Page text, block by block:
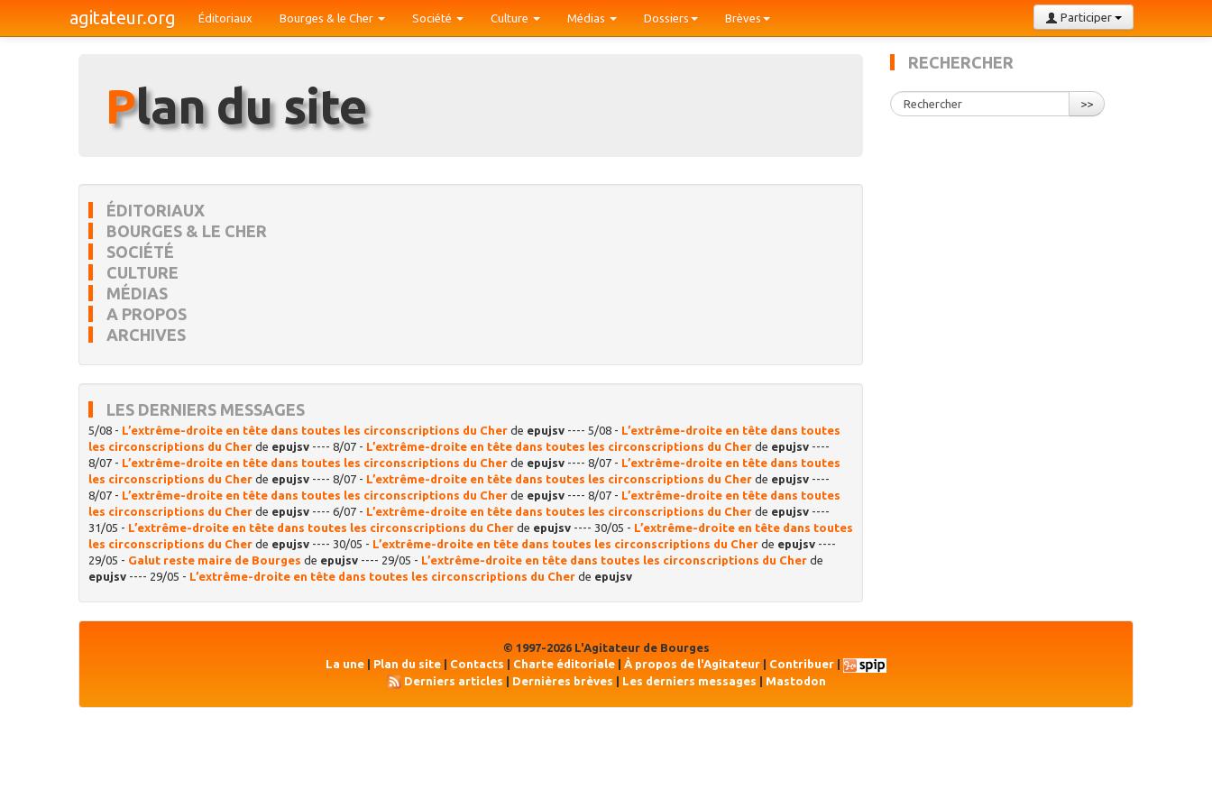
agitateur.org Participer
Éditoriaux Bourges & le Cher Société Culture Médias Dossiers Brèves
Plan du site
ÉDITORIAUX
BOURGES & LE CHER
SOCIÉTÉ
CULTURE
MÉDIAS
A PROPOS
ARCHIVES
LES DERNIERS MESSAGES
5/08 - L’extrême-droite en tête dans toutes les circonscriptions du Cher de epujsv ---- 5/08 - L’extrême-droite en tête dans toutes
les circonscriptions du Cher de epujsv ---- 8/07 - L’extrême-droite en tête dans toutes les circonscriptions du Cher de epujsv ----
8/07 - L’extrême-droite en tête dans toutes les circonscriptions du Cher de epujsv ---- 8/07 - L’extrême-droite en tête dans toutes
les circonscriptions du Cher de epujsv ---- 8/07 - L’extrême-droite en tête dans toutes les circonscriptions du Cher de epujsv ----
8/07 - L’extrême-droite en tête dans toutes les circonscriptions du Cher de epujsv ---- 8/07 - L’extrême-droite en tête dans toutes
les circonscriptions du Cher de epujsv ---- 6/07 - L’extrême-droite en tête dans toutes les circonscriptions du Cher de epujsv ----
31/05 - L’extrême-droite en tête dans toutes les circonscriptions du Cher de epujsv ---- 30/05 - L’extrême-droite en tête dans toutes
les circonscriptions du Cher de epujsv ---- 30/05 - L’extrême-droite en tête dans toutes les circonscriptions du Cher de epujsv ----
29/05 - Galut reste maire de Bourges de epujsv ---- 29/05 - L’extrême-droite en tête dans toutes les circonscriptions du Cher de
epujsv ---- 29/05 - L’extrême-droite en tête dans toutes les circonscriptions du Cher de epujsv
RECHERCHER
>>
© 1997-2026 L'Agitateur de Bourges
La une
Plan du site Contacts Charte éditoriale À propos de l'Agitateur Contribuer
Derniers articles | Dernières brèves | Les derniers messages | Mastodon